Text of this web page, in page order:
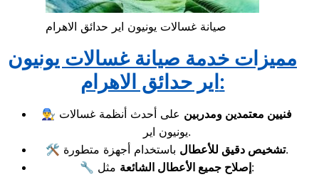
صيانة غسالات يونيون اير حدائق الاهرام
مميزات خدمة صيانة غسالات يونيون
اير حدائق الاهرام:
👨‍🔧 فنيين معتمدين ومدربين على أحدث أنظمة غسالات
يونيون اير.
🛠️
تشخيص دقيق للأعطالباستخدام أجهزة متطورة.
🔧
إصلاح جميع الأعطال الشائعةمثل: